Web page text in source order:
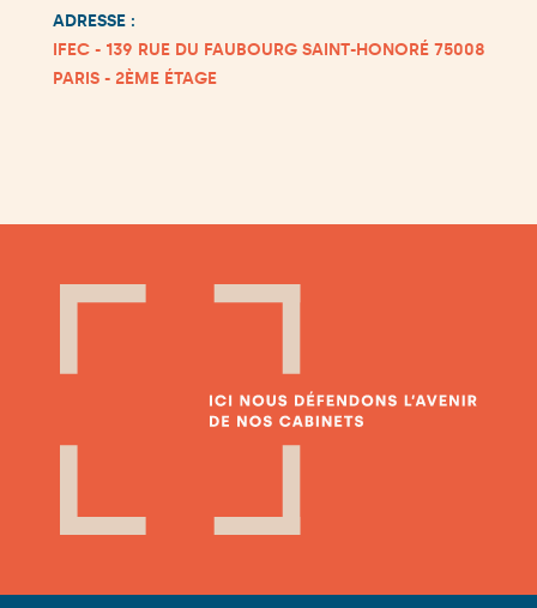
ADRESSE :
IFEC - 139 RUE DU FAUBOURG SAINT-HONORÉ 75008
PARIS - 2ÈME ÉTAGE